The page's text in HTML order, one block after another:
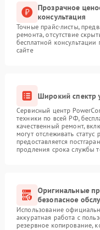
Прозрачное
консультация
Точные прайс-листы,
ремонта, отсутствие
бесплатной
сайте
Широкий спектр
Сервисный центр
техники по всей РФ,
качественный ремонт,
могут отслеживать
предоставляется
продления срока службы
Оригинальные
безопасное
Использование
аккуратная работа с
резервное копирование,